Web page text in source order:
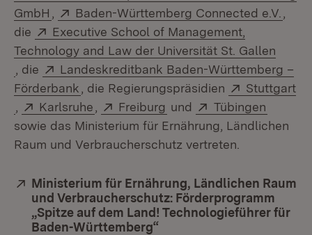
GmbH (Öffnet in neuem Fenster)
Extern:
Baden-Württemberg Connected e.V.
die
Extern:
Executive School of Management,
Technology and Law der Universität St. Gallen
(Öffnet in neuem Fenster)
, die Extern:
Landeskreditbank Baden-Württemberg –
Förderbank (Öffnet in neuem Fenster)
, die Regierungspräsidien Extern:
Stuttgart
(Öffnet in neuem Fenster)
Extern:
Karlsruhe (Öffnet in neuem Fenster)
Extern:
Freiburg (Öffnet in neuem Fenster)
und Extern:
Tübingen
sowie das Ministerium für Ernährung, Ländlichen
Raum und Verbraucherschutz vertreten.
Extern:
Ministerium für Ernährung, Ländlichen Raum
und Verbraucherschutz: Förderprogramm
„Spitze auf dem Land! Technologieführer für
Baden-Württemberg“